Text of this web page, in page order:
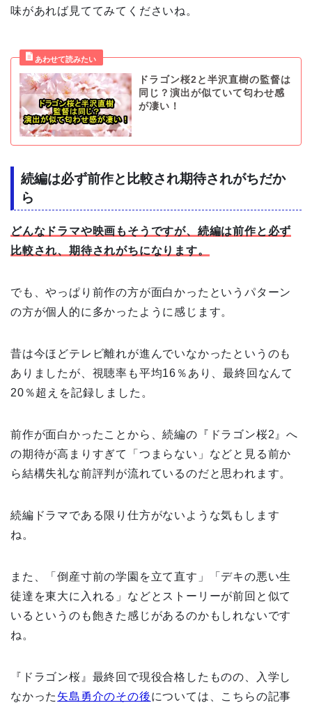
味があれば見ててみてくださいね。
ドラゴン桜2と半沢直樹の監督は
同じ？演出が似ていて匂わせ感
が凄い！
続編は必ず前作と比較され期待されがちだか
ら
どんなドラマや映画もそうですが、続編は前作と必ず
比較され、期待されがちになります。
でも、やっぱり前作の方が面白かったというパターン
の方が個人的に多かったように感じます。
昔は今ほどテレビ離れが進んでいなかったというのも
ありましたが、視聴率も平均16％あり、最終回なんて
20％超えを記録しました。
前作が面白かったことから、続編の『ドラゴン桜2』へ
の期待が高まりすぎて「つまらない」などと見る前か
ら結構失礼な前評判が流れているのだと思われます。
続編ドラマである限り仕方がないような気もします
ね。
また、「倒産寸前の学園を立て直す」「デキの悪い生
徒達を東大に入れる」などとストーリーが前回と似て
いるというのも飽きた感じがあるのかもしれないです
ね。
『ドラゴン桜』最終回で現役合格したものの、入学し
なかった 矢島勇介のその後については、こちらの記事